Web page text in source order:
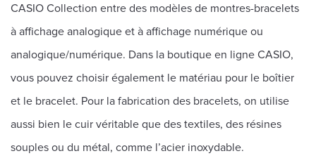
CASIO Collection entre des modèles de montres-bracelets
à affichage analogique et à affichage numérique ou
analogique/numérique. Dans la boutique en ligne CASIO,
vous pouvez choisir également le matériau pour le boîtier
et le bracelet. Pour la fabrication des bracelets, on utilise
aussi bien le cuir véritable que des textiles, des résines
souples ou du métal, comme l’acier inoxydable.